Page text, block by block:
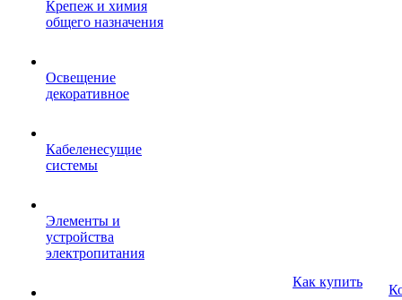
Крепеж и химия
общего назначения
Освещение
декоративное
Кабеленесущие
системы
Элементы и
устройства
электропитания
Как купить